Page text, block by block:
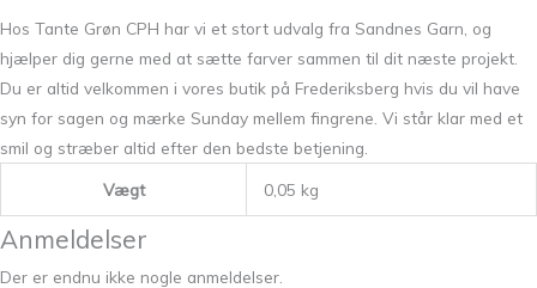
Hos Tante Grøn CPH har vi et stort udvalg fra Sandnes Garn, og
hjælper dig gerne med at sætte farver sammen til dit næste projekt.
Du er altid velkommen i vores butik på Frederiksberg hvis du vil have
syn for sagen og mærke Sunday mellem fingrene. Vi står klar med et
smil og stræber altid efter den bedste betjening.
Vægt 0,05 kg
Anmeldelser
Der er endnu ikke nogle anmeldelser.